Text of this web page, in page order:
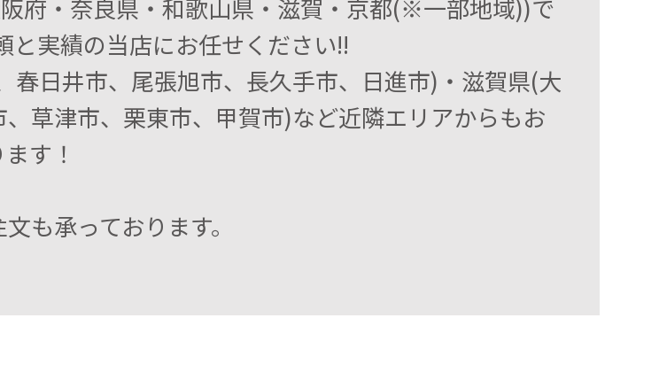
府・奈良県・和歌山県・滋賀・京都(※一部地域))で
と実績の当店にお任せください!!
春日井市、尾張旭市、長久手市、日進市)・滋賀県(大
草津市、栗東市、甲賀市)など近隣エリアからもお
す！
も承っております。